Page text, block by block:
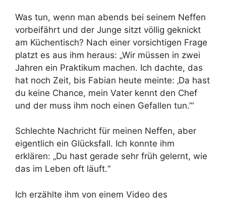
Was tun, wenn man abends bei seinem Neffen
vorbeifährt und der Junge sitzt völlig geknickt
am Küchentisch? Nach einer vorsichtigen Frage
platzt es aus ihm heraus: „Wir müssen in zwei
Jahren ein Praktikum machen. Ich dachte, das
hat noch Zeit, bis Fabian heute meinte: ‚Da hast
du keine Chance, mein Vater kennt den Chef
und der muss ihm noch einen Gefallen tun.’“
Schlechte Nachricht für meinen Neffen, aber
eigentlich ein Glücksfall. Ich konnte ihm
erklären: „Du hast gerade sehr früh gelernt, wie
das im Leben oft läuft.“
Ich erzählte ihm von einem Video des